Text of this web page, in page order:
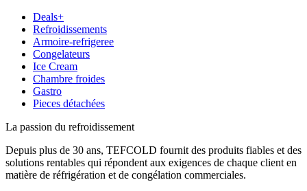
Deals+
Refroidissements
Armoire-refrigeree
Congelateurs
Ice Cream
Chambre froides
Gastro
Pieces détachées
La passion du refroidissement
Depuis plus de 30 ans, TEFCOLD fournit des produits fiables et des
solutions rentables qui répondent aux exigences de chaque client en
matière de réfrigération et de congélation commerciales.